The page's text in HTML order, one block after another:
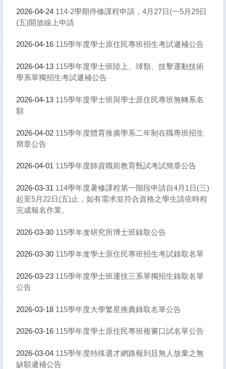
2026-04-24 114-2學期停修課程申請，4月27日(一5月29日
(五)開放線上申請
2026-04-16 115學年度學士原住民專班招生考試遞補公告
2026-04-13 115學年度學士班陸上、球類、技擊運動技術
學系單獨招生考試遞補公告
2026-04-13 115學年度學士班與學士原住民專班無轉系名
額
2026-04-02 115學年度體育推廣學系二年制在職專班招生
簡章公告
2026-04-01 115學年度師資職前教育甄試考試簡章公告
2026-03-31 114學年度暑修課程第一階段申請自4月1日(三)
起至5月22日(五)止，如有需求並符合資格之學生請依時程
完成報名作業。
2026-03-30 115學年度研究所博士班錄取公告
2026-03-30 115學年度學士原住民專班招生考試錄取名單
2026-03-23 115學年度學士班運技三系單獨招生錄取名單
公告
2026-03-18 115學年度大學繁星推薦錄取名單公告
2026-03-16 115學年度學士原住民專班複審口試名單公告
2026-03-04 115學年度特殊選才網路報到且無人放棄之無
缺額遞補公告